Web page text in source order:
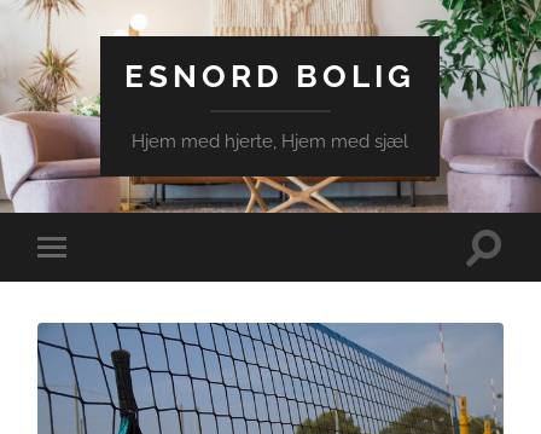
ESNORD BOLIG
Hjem med hjerte, Hjem med sjæl
Toggle
mobile
Toggle